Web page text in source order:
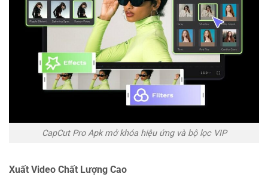
CapCut Pro Apk mở khóa hiệu ứng và bộ lọc VIP
Xuất Video Chất Lượng Cao